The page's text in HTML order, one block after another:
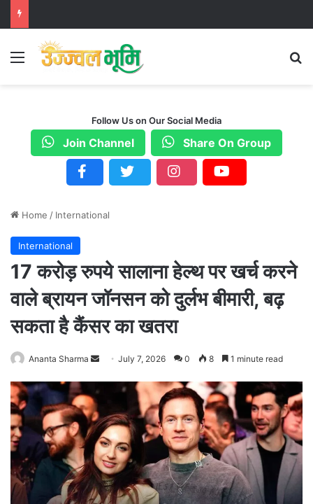
Menu
Follow Us on Our Social Media
Join Channel Share On Group
Home / International
International
17 करोड़ रुपये सालाना हेल्थ पर खर्च करने
वाले ब्रायन जॉनसन को दुर्लभ बीमारी, बढ़
सकता है कैंसर का खतरा
Ananta Sharma
a
n
e
m
a
July 7, 2026 0 8 1 minute read